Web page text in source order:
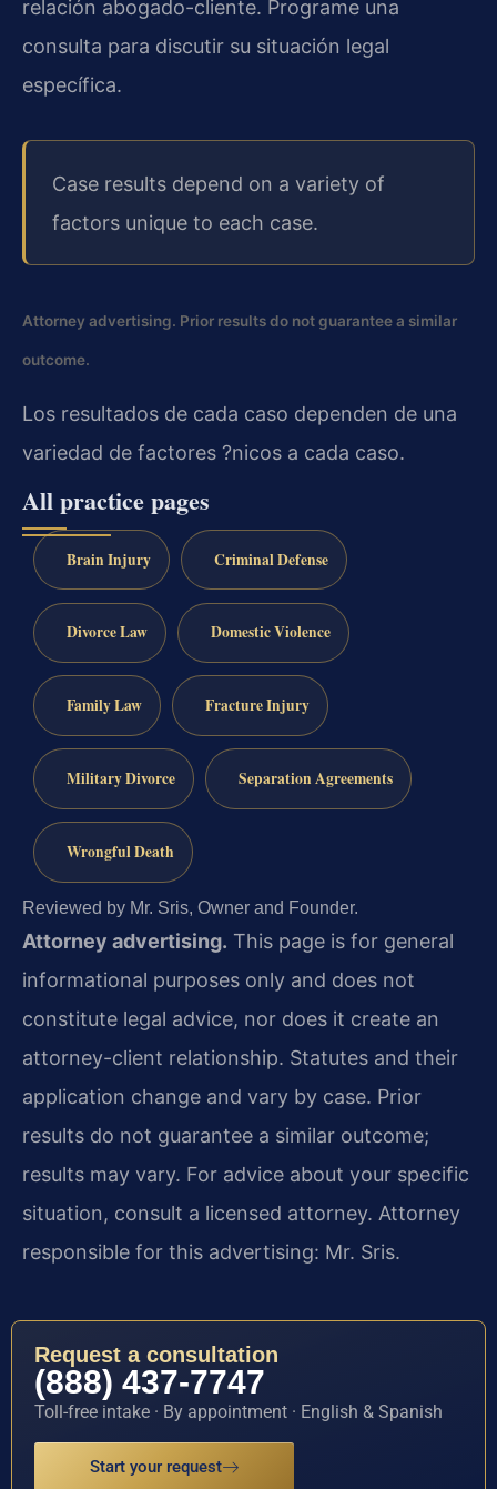
relación abogado-cliente. Programe una
consulta para discutir su situación legal
específica.
Case results depend on a variety of
factors unique to each case.
Attorney advertising. Prior results do not guarantee a similar
outcome.
Los resultados de cada caso dependen de una
variedad de factores ?nicos a cada caso.
All practice pages
Brain Injury Criminal Defense
Divorce Law Domestic Violence
Family Law Fracture Injury
Military Divorce Separation Agreements
Wrongful Death
Reviewed by Mr. Sris, Owner and Founder.
Attorney advertising. This page is for general
informational purposes only and does not
constitute legal advice, nor does it create an
attorney-client relationship. Statutes and their
application change and vary by case. Prior
results do not guarantee a similar outcome;
results may vary. For advice about your specific
situation, consult a licensed attorney. Attorney
responsible for this advertising: Mr. Sris.
Request a consultation
(888) 437-7747
Toll-free intake · By appointment · English & Spanish
Start your request